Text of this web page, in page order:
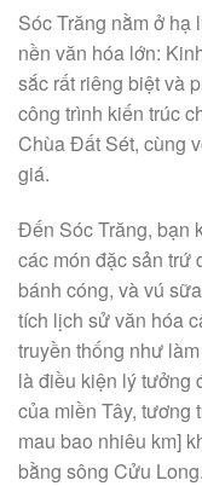
Sóc Trăng nằm ở
nền văn hóa lớn:
sắc rất riêng biệt và
công trình kiến trúc
Chùa Đất Sét, cùng
giá.
Đến Sóc Trăng, bạn
các món đặc sản trứ
bánh cóng, và vú
tích lịch sử văn hóa
truyền thống như
là điều kiện lý tưởng
của miền Tây, tương
mau bao nhiêu km]
bằng sông Cửu Long.